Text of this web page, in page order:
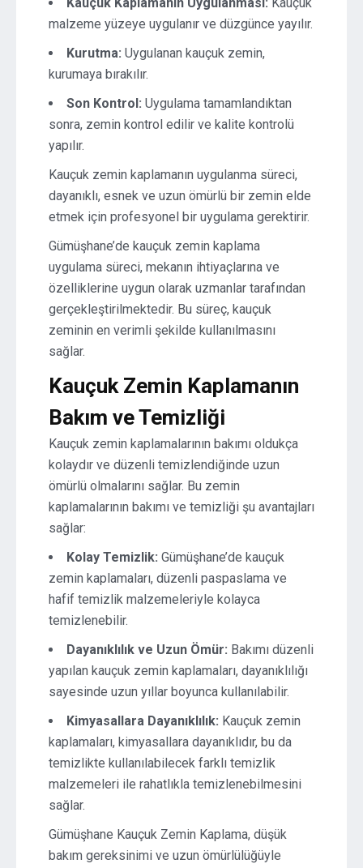
malzeme yüzeye uygulanır ve düzgünce yayılır.
Kurutma: Uygulanan kauçuk zemin,
kurumaya bırakılır.
Son Kontrol: Uygulama tamamlandıktan
sonra, zemin kontrol edilir ve kalite kontrolü
yapılır.
Kauçuk zemin kaplamanın uygulanma süreci,
dayanıklı, esnek ve uzun ömürlü bir zemin elde
etmek için profesyonel bir uygulama gerektirir.
Gümüşhane’de kauçuk zemin kaplama
uygulama süreci, mekanın ihtiyaçlarına ve
özelliklerine uygun olarak uzmanlar tarafından
gerçekleştirilmektedir. Bu süreç, kauçuk
zeminin en verimli şekilde kullanılmasını
sağlar.
Kauçuk Zemin Kaplamanın
Bakım ve Temizliği
Kauçuk zemin kaplamalarının bakımı oldukça
kolaydır ve düzenli temizlendiğinde uzun
ömürlü olmalarını sağlar. Bu zemin
kaplamalarının bakımı ve temizliği şu avantajları
sağlar:
Kolay Temizlik: Gümüşhane’de kauçuk
zemin kaplamaları, düzenli paspaslama ve
hafif temizlik malzemeleriyle kolayca
temizlenebilir.
Dayanıklılık ve Uzun Ömür: Bakımı düzenli
yapılan kauçuk zemin kaplamaları, dayanıklılığı
sayesinde uzun yıllar boyunca kullanılabilir.
Kimyasallara Dayanıklılık: Kauçuk zemin
kaplamaları, kimyasallara dayanıklıdır, bu da
temizlikte kullanılabilecek farklı temizlik
malzemeleri ile rahatlıkla temizlenebilmesini
sağlar.
Gümüşhane Kauçuk Zemin Kaplama, düşük
bakım gereksinimi ve uzun ömürlülüğüyle